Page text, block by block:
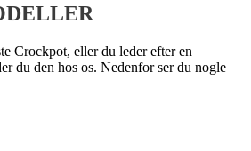
Crockpot, eller du leder efter en
du den hos os. Nedenfor ser du nogle